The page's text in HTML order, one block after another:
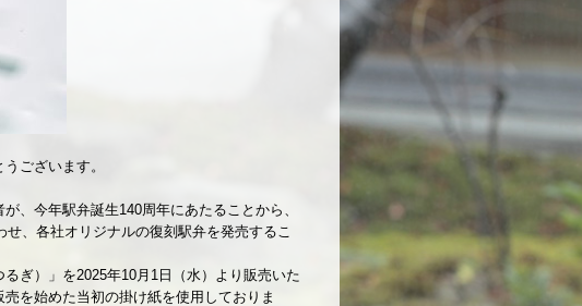
ございます。
、今年駅弁誕生140周年にあたることから、
、各社オリジナルの復刻駅弁を発売するこ
ぎ）」を2025年10月1日（水）より販売いた
を始めた当初の掛け紙を使用しておりま